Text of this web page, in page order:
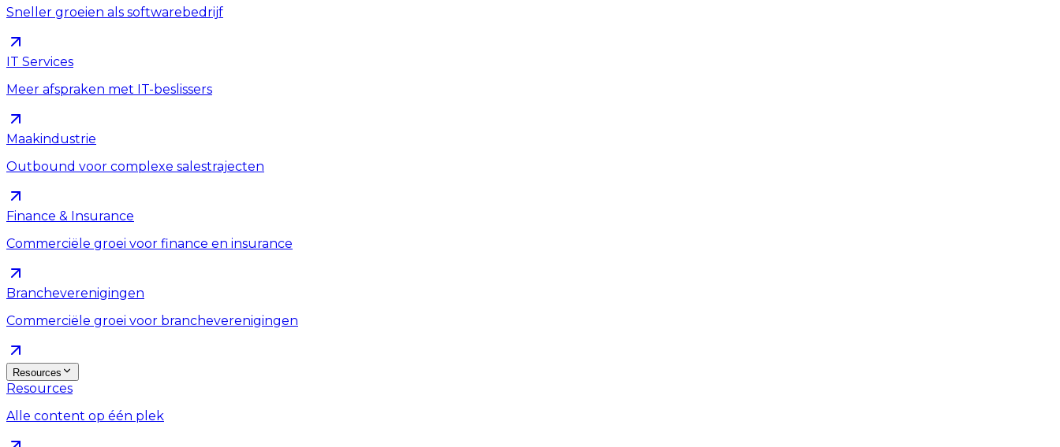
Sneller groeien als softwarebedrijf
IT Services
Meer afspraken met IT-beslissers
Maakindustrie
Outbound voor complexe salestrajecten
Finance & Insurance
Commerciële groei voor finance en insurance
Brancheverenigingen
Commerciële groei voor brancheverenigingen
Resources
Resources
Alle content op één plek